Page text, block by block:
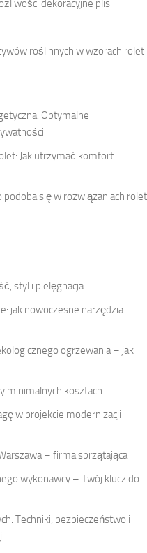
dekoracyjne plis
roślinnych w wzorach rolet
Optymalne
Jak utrzymać komfort
podoba się w rozwiązaniach rolet
styl i pielęgnacja
jak nowoczesne narzędzia
ogrzewania – jak
minimalnych kosztach
w projekcie modernizacji
– firma sprzątająca
wykonawcy – Twój klucz do
Techniki, bezpieczeństwo i